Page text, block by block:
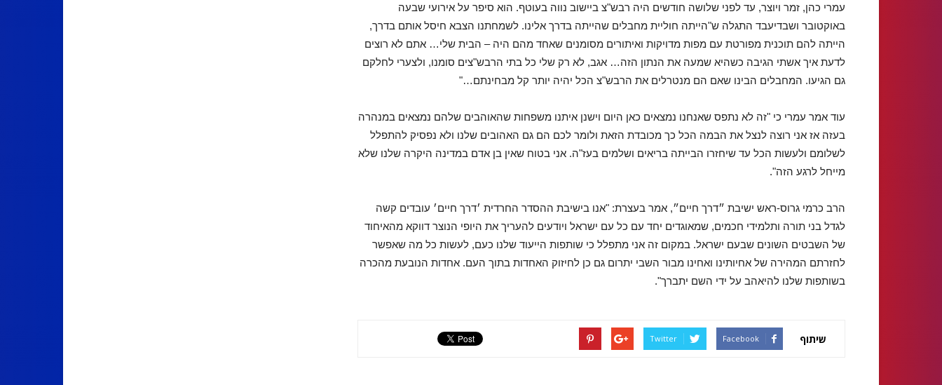
עמרי כהן, זמר ויוצר, עד לפני שלושה חודשים היה רבש"צ ביישוב נווה בעוטף. הוא סיפר על אירועי שבעה
באוקטובר ושבדיעבד התגלה ש"הייתה חוליית מחבלים שהייתה בדרך אלינו. לשמחתנו הצבא חיסל אותם בדרך,
הייתה להם תוכנית מפורטת עם מפות מדויקות ואיתורים מסומנים שאחד מהם היה – הבית שלי… אתם לא רוצים
לדעת איך אשתי הגיבה כשהיא שמעה את הנתון הזה… אגב, לא רק שלי כל בתי הרבש"צים סומנו, ולצערי לחלקם
גם הגיעו. המחבלים הבינו שאם הם מנטרלים את הרבש"צ הכל יהיה יותר קל מבחינתם…"
עוד אמר עמרי כי "זה לא נתפס שאנחנו נמצאים כאן היום וישנן איתנו משפחות שהאוהבים שלהם נמצאים במנהרה
בעזה אז אני רוצה לנצל את הבמה הכל כך מכובדת הזאת ולומר לכם הם גם האהובים שלנו ולא נפסיק להתפלל
לשלומם ולעשות הכל עד שיחזרו הבייתה בריאים ושלמים בעז"ה. אני בטוח שאין בן אדם במדינה היקרה שלנו שלא
מייחל לרגע הזה".
הרב כרמי גרוס-ראש ישיבת ״דרך חיים״, אמר בעצרת: "אנו בישיבת ההסדר החרדית ׳דרך חיים׳ עובדים קשה
לגדל בני תורה ותלמידי חכמים, שמאוגדים יחד עם כל עם ישראל ויודעים להעריך את היופי הנוצר דווקא מהאיחוד
של השבטים השונים שבעם ישראל. במקום זה אני מתפלל כי שותפות הייעוד שלנו כעם, לעשות כל מה שאפשר
לחזרתם המהירה של אחיותינו ואחינו מבור השבי יתרום גם כן לחיזוק האחדות בתוך העם. אחדות הנובעת מהכרה
בשותפות שלנו להיאהב על ידי השם יתברך".
שיתוף Facebook
Twitter